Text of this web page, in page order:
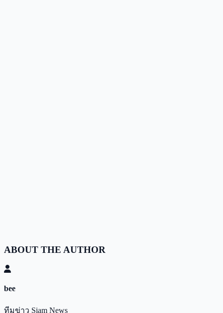
ABOUT THE AUTHOR
bee
ทีมข่าว Siam News